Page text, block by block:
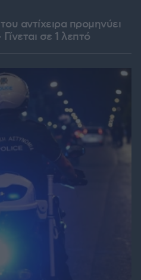
αντίχειρα προμηνύει
σε 1 λεπτό